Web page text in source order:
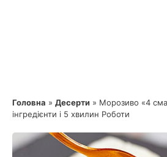
Головна » Десерти » Морозиво «4
інгредієнти і 5 хвилин Роботи